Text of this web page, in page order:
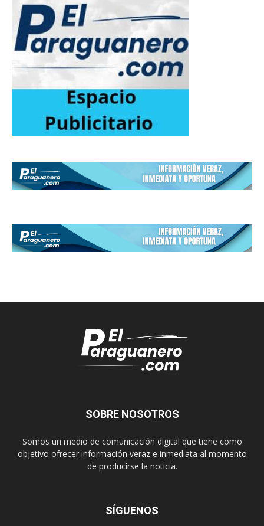
SOBRE NOSOTROS
Somos un medio de comunicación digital que tiene como
objetivo ofrecer información veraz e inmediata al momento
de producirse la noticia.
SÍGUENOS